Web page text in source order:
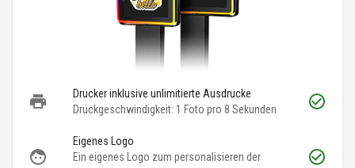
Drucker inklusive unlimitierte Ausdrucke
Druckgeschwindigkeit: 1 Foto pro 8 Sekunden
Eigenes Logo
Ein eigenes Logo zum personalisieren der